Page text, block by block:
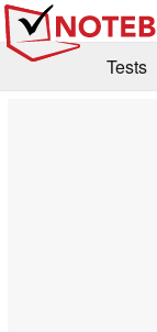
Tests